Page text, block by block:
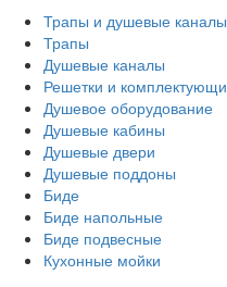
Трапы и душевые каналы
Трапы
Душевые каналы
Решетки и
Душевое оборудование
Душевые кабины
Душевые двери
Душевые поддоны
Биде
Биде напольные
Биде подвесные
Кухонные мойки